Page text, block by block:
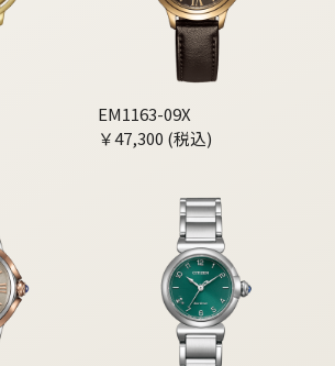
EM1163-09X
￥47,300 (税込)